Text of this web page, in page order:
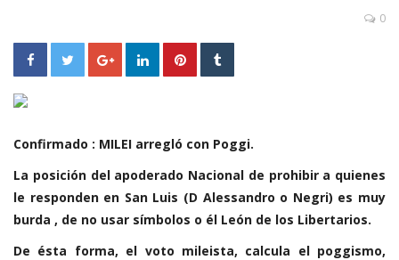
0
Confirmado : MILEI arregló con Poggi.
La posición del apoderado Nacional de prohibir a quienes
le responden en San Luis (D Alessandro o Negri) es muy
burda , de no usar símbolos o él León de los Libertarios.
De ésta forma, el voto mileista, calcula el poggismo,